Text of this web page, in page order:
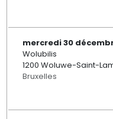
mercredi 30
Wolubilis
1200 Woluwe-Saint-
Bruxelles